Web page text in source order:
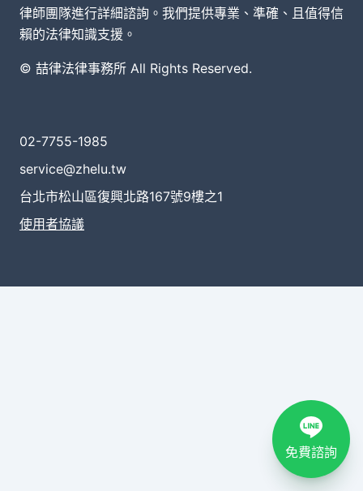
律師團隊進行詳細諮詢。我們提供專業、準確、且值得信
賴的法律知識支援。
© 喆律法律事務所 All Rights Reserved.
02-7755-1985
service@zhelu.tw
台北市松山區復興北路167號9樓之1
使用者協議
免費諮詢